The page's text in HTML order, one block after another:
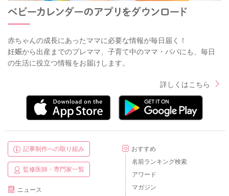
赤ちゃんの成長にあったママに必要な情報が毎日届く！
妊娠から出産までのプレママ、子育て中のママ・パパにも、毎日
の生活に役立つ情報をお届けします。
詳しくはこちら
記事制作への取り組み
監修医師・専門家一覧
ニュース
おすすめ
名前ランキング検索
アワード
マガジン